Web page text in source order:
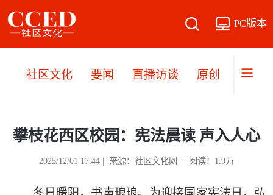
PC版本
社区文化 要闻 直播访谈 原创 文旅
攀枝花西区校园：宪法晨读 声入人心
2025/12/01 17:44 | 来源：社区文化网 | 阅读：1.9万